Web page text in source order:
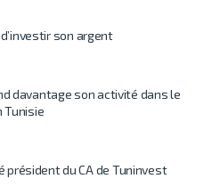
son argent
davantage son activité dans le
Tunisie
président du CA de Tuninvest